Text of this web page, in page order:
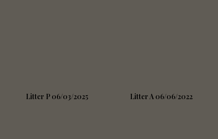
Litter P 06/03/2025 Litter A 06/06/2022